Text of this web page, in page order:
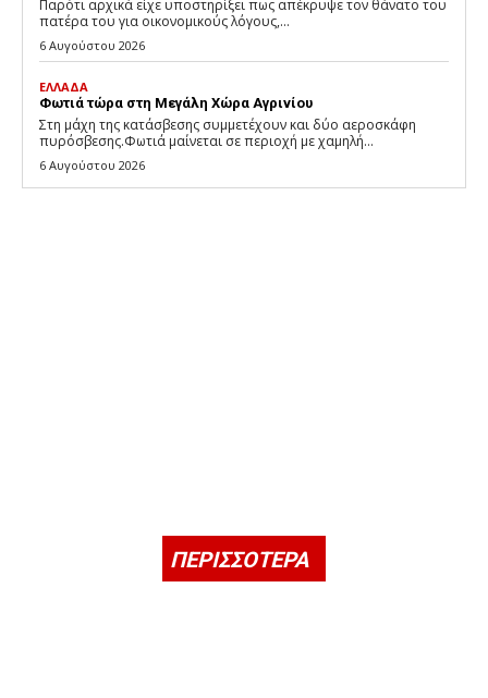
Παρότι αρχικά είχε υποστηρίξει πως απέκρυψε τον θάνατο του
πατέρα του για οικονομικούς λόγους,...
6 Αυγούστου 2026
ΕΛΛΑΔΑ
Φωτιά τώρα στη Μεγάλη Χώρα Αγρινίου
Στη μάχη της κατάσβεσης συμμετέχουν και δύο αεροσκάφη
πυρόσβεσης.Φωτιά μαίνεται σε περιοχή με χαμηλή...
6 Αυγούστου 2026
ΠΕΡΙΣΣΟΤΕΡΑ